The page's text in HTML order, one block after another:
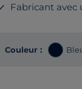
Fabricant avec
Couleur :